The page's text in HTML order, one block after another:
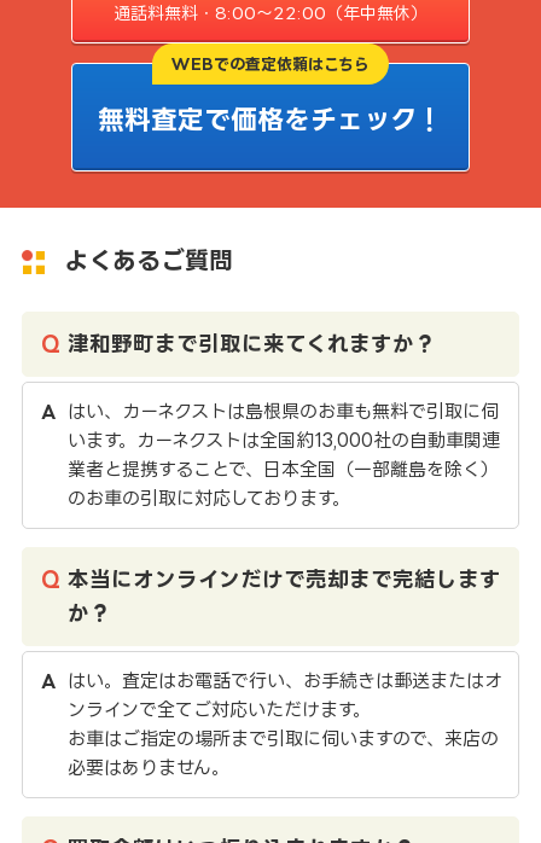
通話料無料・8:00〜22:00（年中無休）
WEBでの査定依頼はこちら
無料査定で価格をチェック！
よくあるご質問
津和野町まで引取に来てくれますか？
はい、カーネクストは島根県のお車も無料で引取に伺
います。カーネクストは全国約13,000社の自動車関連
業者と提携することで、日本全国（一部離島を除く）
のお車の引取に対応しております。
本当にオンラインだけで売却まで完結します
か？
はい。査定はお電話で行い、お手続きは郵送またはオ
ンラインで全てご対応いただけます。
お車はご指定の場所まで引取に伺いますので、来店の
必要はありません。